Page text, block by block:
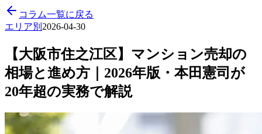
コラム一覧に戻る
エリア別 2026-04-30
【大阪市住之江区】マンション売却の
相場と進め方｜2026年版・本田憲司が
20年超の実務で解説